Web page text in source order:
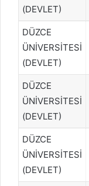
(DEVLET)
DÜZCE
ÜNİVERSİTESİ
(DEVLET)
DÜZCE
ÜNİVERSİTESİ
(DEVLET)
DÜZCE
ÜNİVERSİTESİ
(DEVLET)